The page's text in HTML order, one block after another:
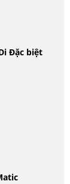
Đặc biệt